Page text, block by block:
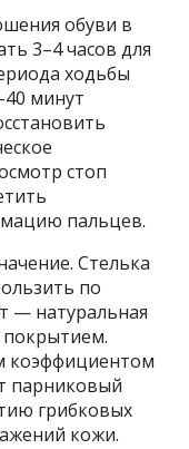
обуви в
3–4 часов для
ходьбы
минут
стоп
пальцев.
Стелька
по
— натуральная
покрытием.
коэффициентом
парниковый
грибковых
кожи.